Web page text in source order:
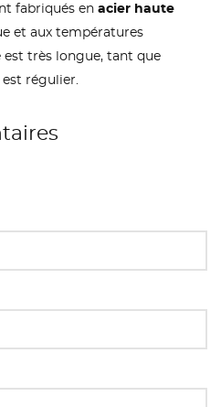
fabriqués en acier haute
et aux températures
est très longue, tant que
régulier.
Créer une nouvelle liste
((modalDeleteText))
Créer une liste d'envies